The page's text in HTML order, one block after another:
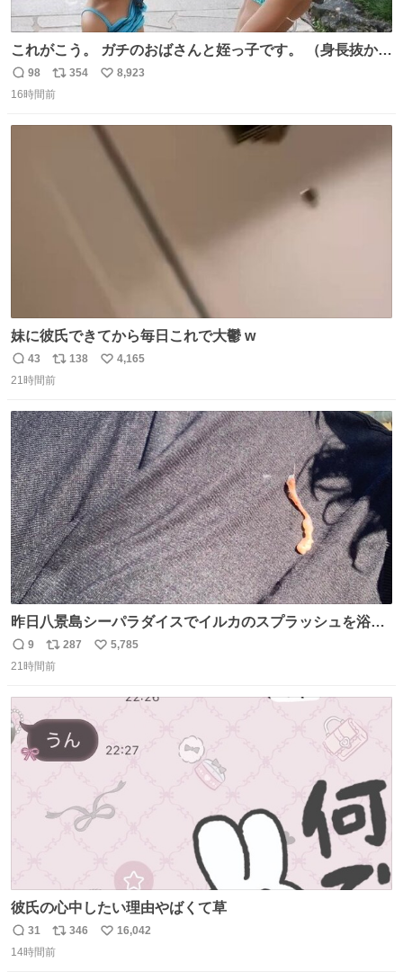
これがこう。 ガチのおばさんと姪っ子です。 （身長抜かさ
返
信
98
リ
ポ
354
い
数
8,923
16時間前
妹に彼氏できてから毎日これで大鬱 w
返
信
43
リ
ポ
ト
数
138
い
数
4,165
21時間前
昨日八景島シーパラダイスでイルカのスプラッシュを浴び
たらゲソのおまけがついてきました。誰の食べカスかわか
らないけど、とても愛おしいです。こんなおまけまで付け
浜八景島シーパラダイス
返
信
9
リ
ポ
数
287
い
5,785
21時間前
彼氏の心中したい理由やばくて草
返
信
31
リ
ポ
346
い
16,042
14時間前